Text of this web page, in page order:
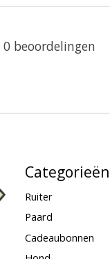
0 beoordelingen
Categorieën
Ruiter
Paard
Cadeaubonnen